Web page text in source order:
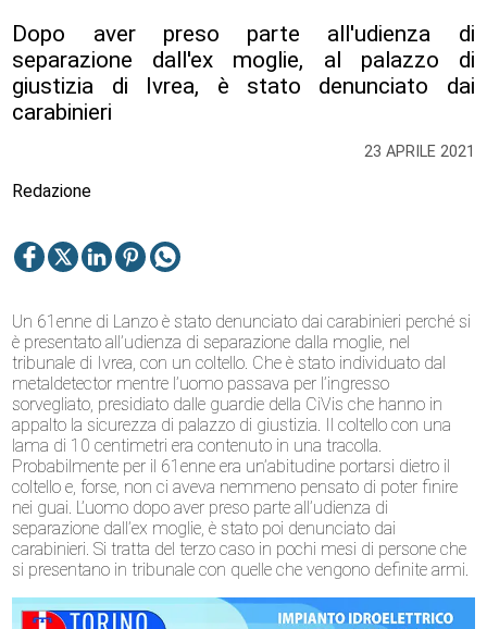
23 APRILE 2021
Dopo aver preso parte all'udienza di
separazione dall'ex moglie, al palazzo di
giustizia di Ivrea, è stato denunciato dai
carabinieri
Redazione
Un 61enne di Lanzo è stato denunciato dai carabinieri perché si
è presentato all’udienza di separazione dalla moglie, nel
tribunale di Ivrea, con un coltello. Che è stato individuato dal
metaldetector mentre l’uomo passava per l’ingresso
sorvegliato, presidiato dalle guardie della CiVis che hanno in
appalto la sicurezza di palazzo di giustizia. Il coltello con una
lama di 10 centimetri era contenuto in una tracolla.
Probabilmente per il 61enne era un’abitudine portarsi dietro il
coltello e, forse, non ci aveva nemmeno pensato di poter finire
nei guai. L’uomo dopo aver preso parte all’udienza di
separazione dall’ex moglie, è stato poi denunciato dai
carabinieri. Si tratta del terzo caso in pochi mesi di persone che
si presentano in tribunale con quelle che vengono definite armi.